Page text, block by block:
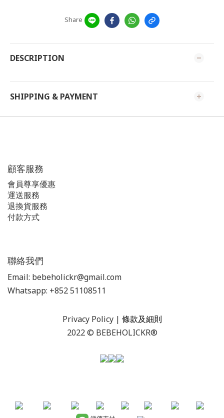
Share
DESCRIPTION
SHIPPING & PAYMENT
顧客服務
會員尊享優惠
運送服務
退換貨服務
付款方式
聯絡我們
Email: bebeholickr@gmail.com
Whatsapp: +852 51108511
Privacy Policy| 條款及細則
2022 © BEBEHOLICKR®